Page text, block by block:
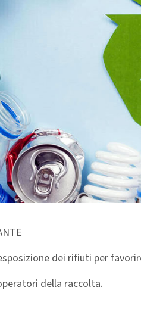
dei rifiuti per
della raccolta.